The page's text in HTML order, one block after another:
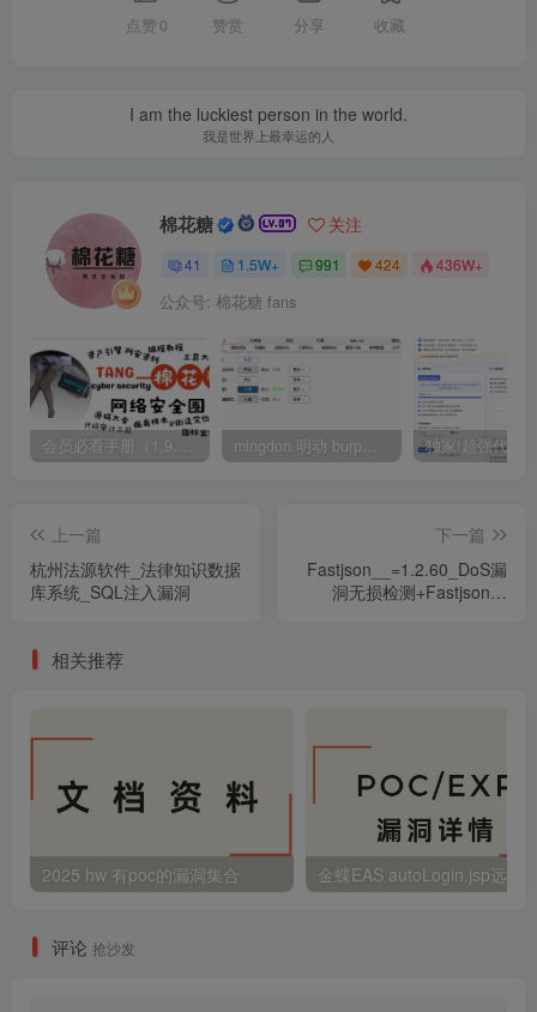
点赞 0 赞赏 分享 收藏
I am the luckiest person in the world.
我是世界上最幸运的人
棉花糖 关注
41 1.5W+ 991 424 436W+
公众号: 棉花糖 fans
会员必看手册（1.9.0版本 26.4.5更新） mingdon 明动 burp插件0.2.6版本 本地时间校验去除版
上一篇
杭州法源软件_法律知识数据
库系统_SQL注入漏洞
下一篇
Fastjson__=1.2.60_DoS漏
洞无损检测+Fastjson与
相关推荐
2025 hw 有poc的漏洞集合
评论 抢沙发